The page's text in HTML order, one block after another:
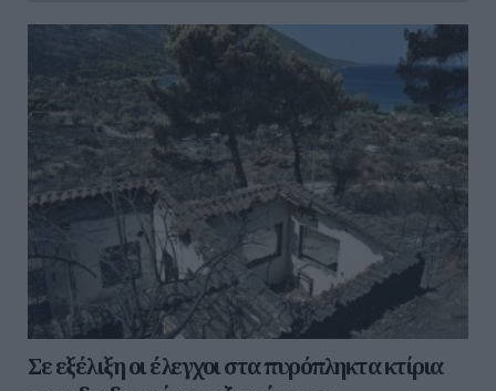
Σε εξέλιξη οι έλεγχοι στα πυρόπληκτα κτίρια